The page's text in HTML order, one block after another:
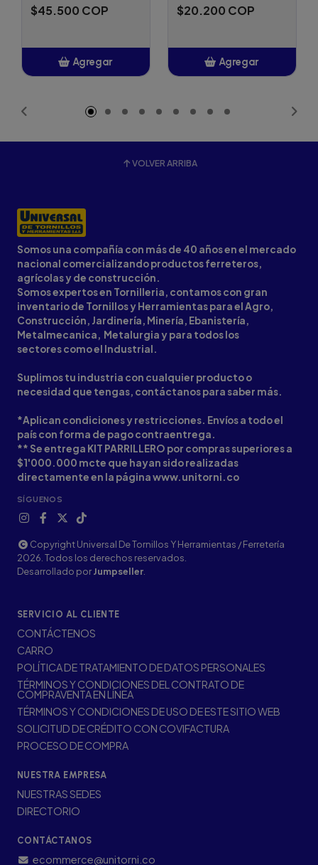
$45.500 COP
Agregar
$20.200 COP
Agregar
VOLVER ARRIBA
Somos una compañía con más de 40 años en el mercado
nacional comercializando productos ferreteros,
agrícolas y de construcción.
Somos expertos en Tornilleria, contamos con gran
inventario de Tornillos y Herramientas para el Agro,
Construcción, Jardinería, Minería, Ebanistería,
Metalmecanica, Metalurgia y para todos los
sectores como el Industrial.
Suplimos tu industria con cualquier producto o
necesidad que tengas, contáctanos para saber más.
*Aplican condiciones y restricciones. Envíos a todo el
país con forma de pago contraentrega.
** Se entrega KIT PARRILLERO por compras superiores a
$1'000.000 mcte que hayan sido realizadas
directamente en la página www.unitorni.co
SÍGUENOS
Copyright Universal De Tornillos Y Herramientas / Ferretería
2026. Todos los derechos reservados.
Desarrollado porJumpseller
SERVICIO AL CLIENTE
CONTÁCTENOS
CARRO
POLÍTICA DE TRATAMIENTO DE DATOS PERSONALES
TÉRMINOS Y CONDICIONES DEL CONTRATO DE
COMPRAVENTA EN LÍNEA
TÉRMINOS Y CONDICIONES DE USO DE ESTE SITIO WEB
SOLICITUD DE CRÉDITO CON COVIFACTURA
PROCESO DE COMPRA
NUESTRA EMPRESA
NUESTRAS SEDES
DIRECTORIO
CONTÁCTANOS
ecommerce@unitorni.co